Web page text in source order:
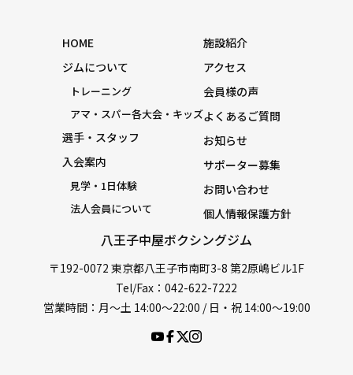
八王子中屋ボクシングジム
〒192-0072 東京都八王子市南町3-8 第2原嶋ビル1F
Tel/Fax：042-622-7222
営業時間：月〜土 14:00〜22:00 / 日・祝 14:00〜19:00
HOME
ジムについて
トレーニング
アマ・スパー各大会・キッズ
選手・スタッフ
入会案内
見学・1日体験
法人会員について
施設紹介
アクセス
会員様の声
よくあるご質問
お知らせ
サポーター募集
お問い合わせ
個人情報保護方針